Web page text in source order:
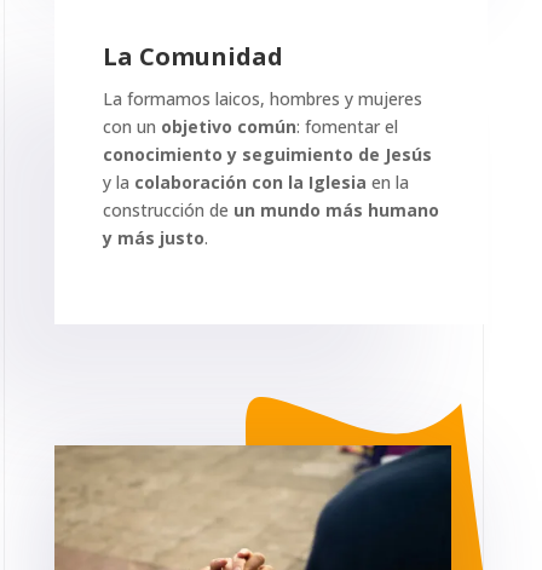
La Comunidad
La formamos laicos, hombres y mujeres
con un objetivo común: fomentar el
conocimiento y seguimiento de Jesús
y la colaboración con la Iglesia en la
construcción de un mundo más humano
y más justo.